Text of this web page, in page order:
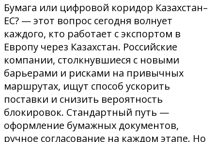
Бумага или цифровой коридор Казахстан–
ЕС? — этот вопрос сегодня волнует
каждого, кто работает с экспортом в
Европу через Казахстан. Российские
компании, столкнувшиеся с новыми
барьерами и рисками на привычных
маршрутах, ищут способ ускорить
поставки и снизить вероятность
блокировок. Стандартный путь —
оформление бумажных документов,
ручное согласование на каждом этапе. Но